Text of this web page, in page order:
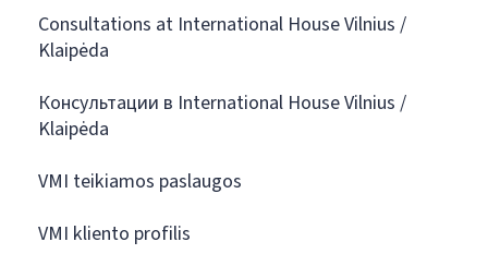
Consultations at International House Vilnius /
Klaipėda
Консультации в International House Vilnius /
Klaipėda
VMI teikiamos paslaugos
VMI kliento profilis